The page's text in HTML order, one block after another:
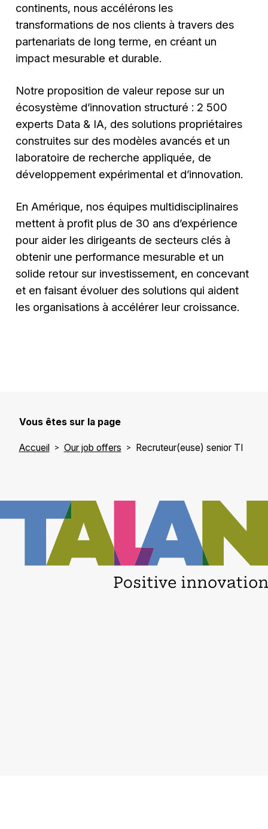
continents, nous accélérons les
transformations de nos clients à travers des
partenariats de long terme, en créant un
impact mesurable et durable.
Notre proposition de valeur repose sur un
écosystème d’innovation structuré : 2 500
experts Data & IA, des solutions propriétaires
construites sur des modèles avancés et un
laboratoire de recherche appliquée, de
développement expérimental et d’innovation.
En Amérique, nos équipes multidisciplinaires
mettent à profit plus de 30 ans d’expérience
pour aider les dirigeants de secteurs clés à
obtenir une performance mesurable et un
solide retour sur investissement, en concevant
et en faisant évoluer des solutions qui aident
les organisations à accélérer leur croissance.
Vous êtes sur la page
Accueil Our job offers Recruteur(euse) senior TI